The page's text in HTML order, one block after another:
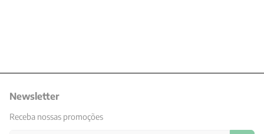
Newsletter
Receba nossas promoções